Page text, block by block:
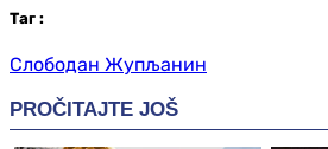
Таг :
Слободан Жупљанин